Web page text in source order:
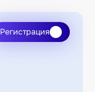
Регистрация